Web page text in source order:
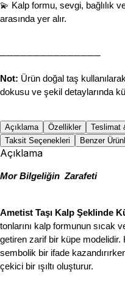
💫 Kalp formu, sevgi, bağlılık
arasında yer alır.
───────────────
Not: Ürün doğal taş
dokusu ve şekil detaylarında
Açıklama Özellikler Teslimat
Taksit Seçenekleri
Benzer
Açıklama
Mor Bilgeliğin  Zarafeti
Ametist Taşı Kalp Şeklinde
tonlarını kalp formunun sıcak
getiren zarif bir küpe
sembolik bir ifade
çekici bir ışıltı oluşturur.